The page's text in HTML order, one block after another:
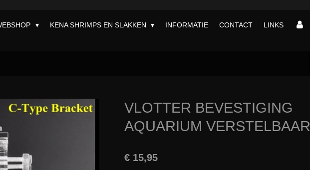
KENA SHRIMPS EN SLAKKEN INFORMATIE CONTACT LINKS
VLOTTER BEVESTIGING
AQUARIUM VERSTELBAAR
€ 15,95